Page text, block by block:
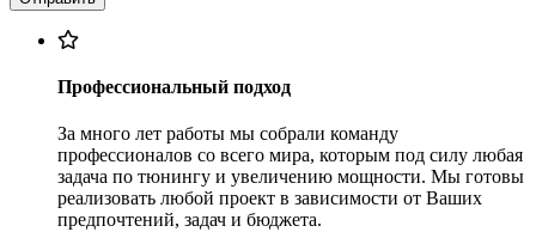
Профессиональный подход
За много лет работы мы собрали команду
профессионалов со всего мира, которым под силу любая
задача по тюнингу и увеличению мощности. Мы готовы
реализовать любой проект в зависимости от Ваших
предпочтений, задач и бюджета.